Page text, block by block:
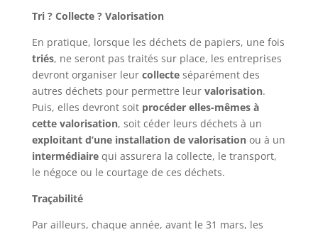
Tri ?Collecte ?Valorisation
En pratique, lorsque les déchets de papiers, une fois
triés, ne seront pas traités sur place, les entreprises
devront organiser leur collecte séparément des
autres déchets pour permettre leur valorisation.
Puis, elles devront soit procéder elles-mêmes à
cette valorisation, soit céder leurs déchets à un
exploitant d’une installation de valorisationou à un
intermédiairequi assurera la collecte, le transport,
le négoce ou le courtage de ces déchets.
Traçabilité
Par ailleurs, chaque année, avant le 31 mars, les